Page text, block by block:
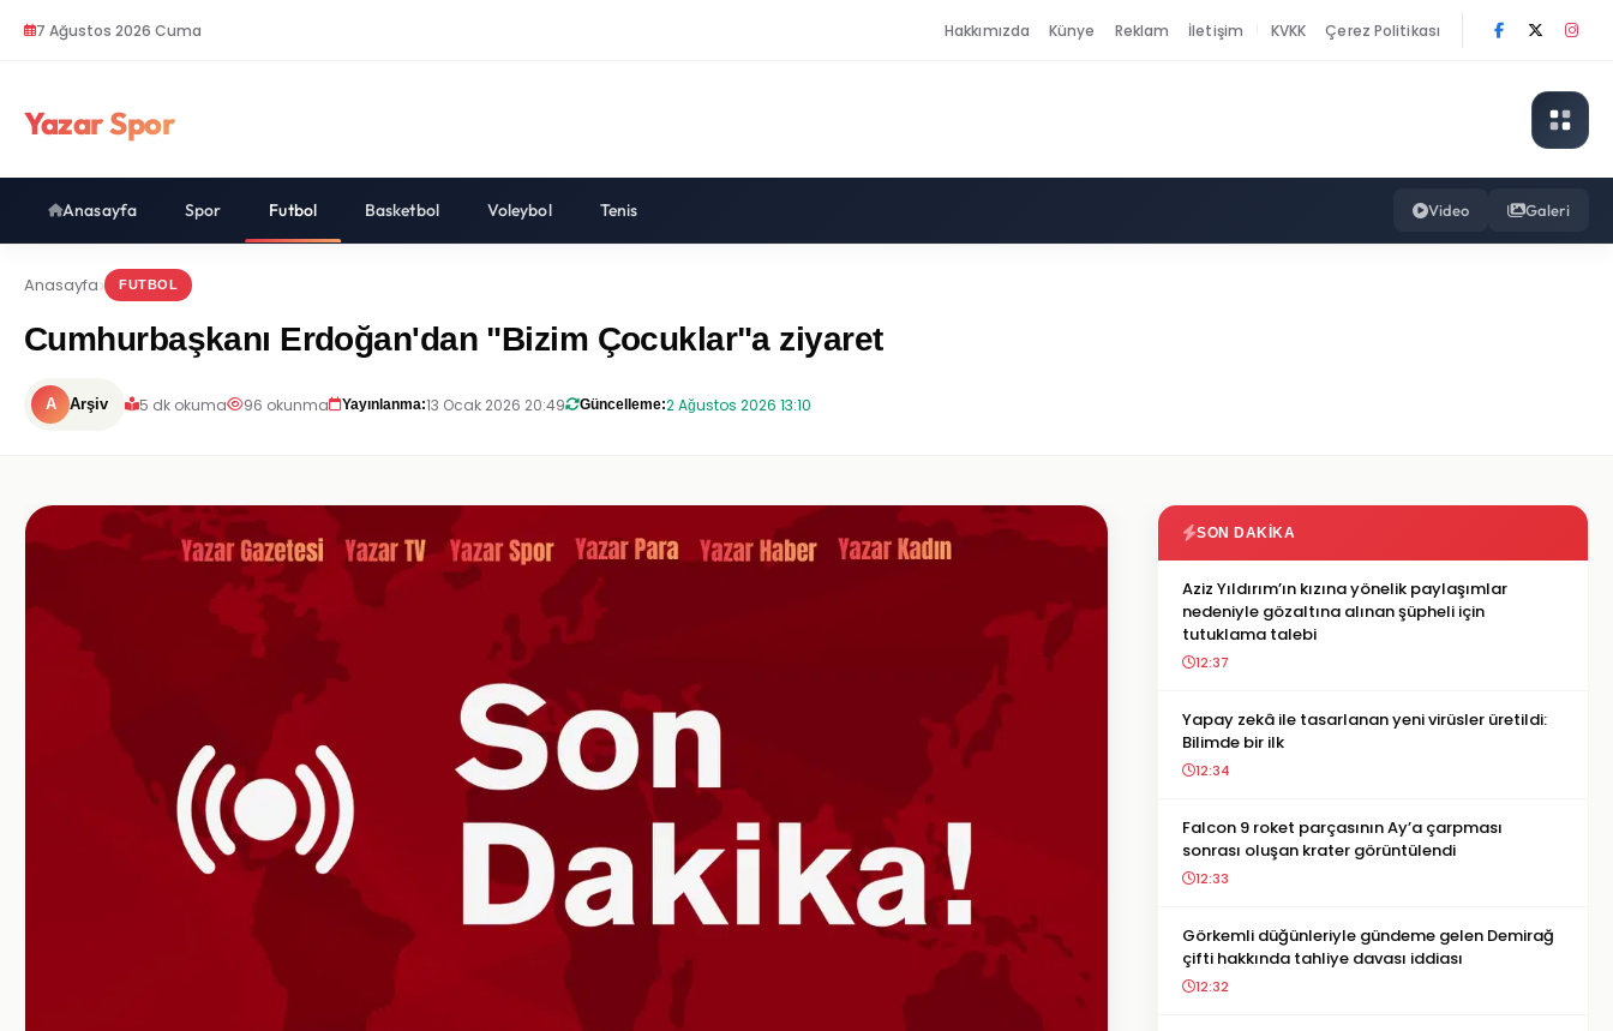
7 Ağustos 2026 Cuma Hakkımızda Künye Reklam İletişim KVKK Çerez Politikası
Yazar Spor
Anasayfa Spor Futbol Basketbol Voleybol Tenis Video Galeri
Anasayfa FUTBOL
Cumhurbaşkanı Erdoğan'dan "Bizim Çocuklar"a ziyaret
A Arşiv 5 dk okuma 96 okunma Yayınlanma:13 Ocak 2026 20:49 Güncelleme:2 Ağustos 2026 13:10
SON DAKIKA
Aziz Yıldırım’ın kızına yönelik paylaşımlar
nedeniyle gözaltına alınan şüpheli için
tutuklama talebi
12:37
Yapay zekâ ile tasarlanan yeni virüsler üretildi:
Bilimde bir ilk
12:34
Falcon 9 roket parçasının Ay’a çarpması
sonrası oluşan krater görüntülendi
12:33
Görkemli düğünleriyle gündeme gelen Demirağ
çifti hakkında tahliye davası iddiası
12:32